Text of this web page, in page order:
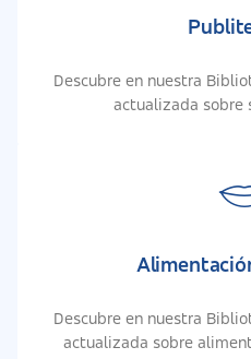
Descubre en nuestra
actualizada sobre
Descubre en nuestra
actualizada sobre